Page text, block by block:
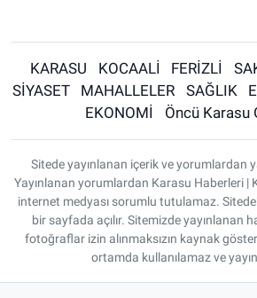
KARASU KOCAALİ FERİZLİ
SİYASET
MAHALLELER SAĞLIK
EKONOMİ
Öncü Karasu
Sitede yayınlanan içerik ve yorumlardan
Yayınlanan yorumlardan Karasu Haberleri |
internet medyası sorumlu tutulamaz.
bir sayfada açılır. Sitemizde yayınlanan
fotoğraflar izin alınmaksızın kaynak
ortamda kullanılamaz ve